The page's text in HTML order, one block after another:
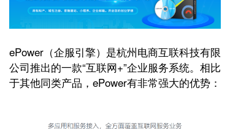
ePower（企服引擎）是杭州电商互联科技有限
公司推出的一款“互联网+”企业服务系统。相比
于其他同类产品， ePower有非常强大的优势：